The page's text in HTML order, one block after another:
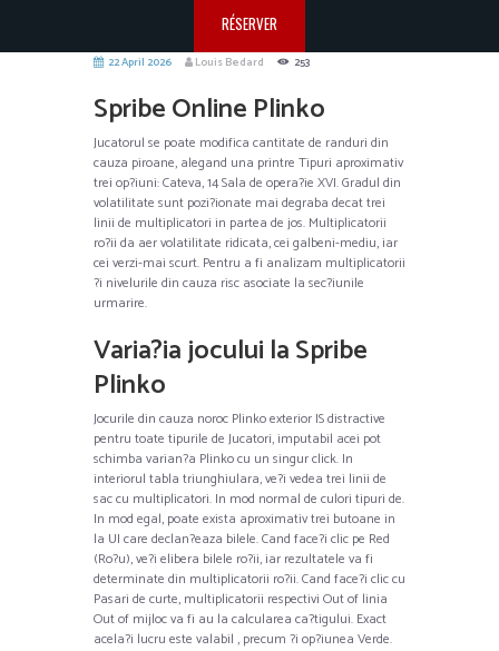
RÉSERVER
22 April 2026 Louis Bedard 253
Spribe Online Plinko
Jucatorul se poate modifica cantitate de randuri din
cauza piroane, alegand una printre Tipuri aproximativ
trei op?iuni: Cateva, 14 Sala de opera?ie XVI. Gradul din
volatilitate sunt pozi?ionate mai degraba decat trei
linii de multiplicatori in partea de jos. Multiplicatorii
ro?ii da aer volatilitate ridicata, cei galbeni-mediu, iar
cei verzi-mai scurt. Pentru a fi analizam multiplicatorii
?i nivelurile din cauza risc asociate la sec?iunile
urmarire.
Varia?ia jocului la Spribe
Plinko
Jocurile din cauza noroc Plinko exterior IS distractive
pentru toate tipurile de Jucatori, imputabil acei pot
schimba varian?a Plinko cu un singur click. In
interiorul tabla triunghiulara, ve?i vedea trei linii de
sac cu multiplicatori. In mod normal de culori tipuri de.
In mod egal, poate exista aproximativ trei butoane in
la UI care declan?eaza bilele. Cand face?i clic pe Red
(Ro?u), ve?i elibera bilele ro?ii, iar rezultatele va fi
determinate din multiplicatorii ro?ii. Cand face?i clic cu
Pasari de curte, multiplicatorii respectivi Out of linia
Out of mijloc va fi au la calcularea ca?tigului. Exact
acela?i lucru este valabil , precum ?i op?iunea Verde.